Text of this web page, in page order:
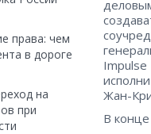
права: чем
в дороге
на
при
Impulse
Жан-
В